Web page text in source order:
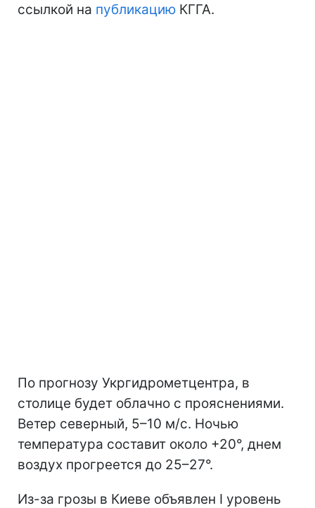
ссылкой на публикацию КГГА.
По прогнозу Укргидрометцентра, в
столице будет облачно с прояснениями.
Ветер северный, 5–10 м/с. Ночью
температура составит около +20°, днем
воздух прогреется до 25–27°.
Из-за грозы в Киеве объявлен I уровень